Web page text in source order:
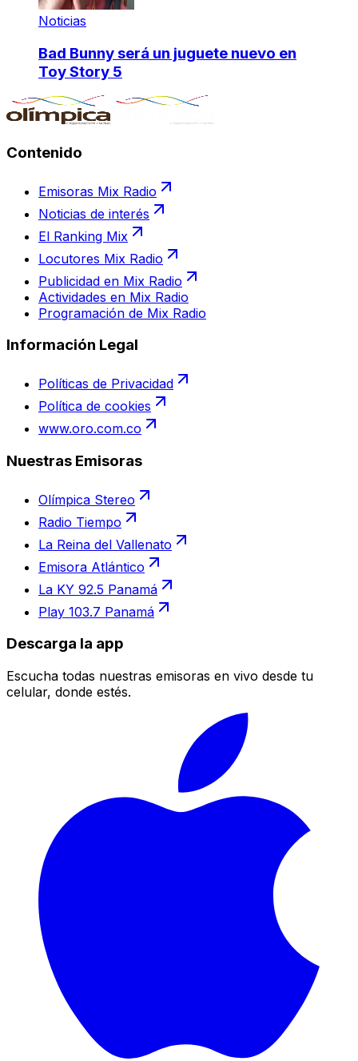
Noticias
Bad Bunny será un juguete nuevo en
Toy Story 5
Contenido
Emisoras Mix Radio
Noticias de interés
El Ranking Mix
Locutores Mix Radio
Publicidad en Mix Radio
Actividades en Mix Radio
Programación de Mix Radio
Información Legal
Políticas de Privacidad
Política de cookies
www.oro.com.co
Nuestras Emisoras
Olímpica Stereo
Radio Tiempo
La Reina del Vallenato
Emisora Atlántico
La KY 92.5 Panamá
Play 103.7 Panamá
Descarga la app
Escucha todas nuestras emisoras en vivo desde tu
celular, donde estés.